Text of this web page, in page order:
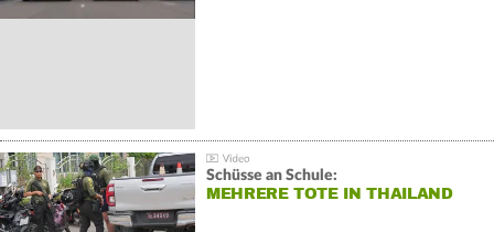
Schüsse an Schule:
MEHRERE TOTE IN THAILAND